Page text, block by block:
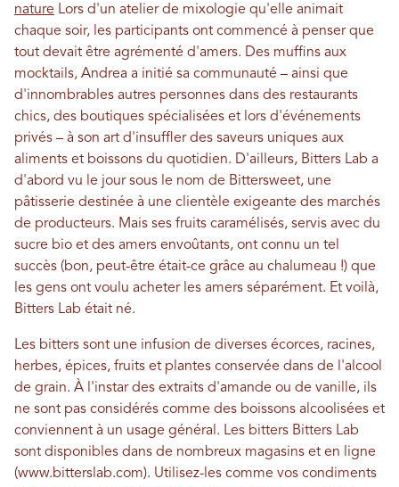
nature Lors d'un atelier de mixologie qu'elle animait
chaque soir, les participants ont commencé à penser que
tout devait être agrémenté d'amers. Des muffins aux
mocktails, Andrea a initié sa communauté – ainsi que
d'innombrables autres personnes dans des restaurants
chics, des boutiques spécialisées et lors d'événements
privés – à son art d'insuffler des saveurs uniques aux
aliments et boissons du quotidien. D'ailleurs, Bitters Lab a
d'abord vu le jour sous le nom de Bittersweet, une
pâtisserie destinée à une clientèle exigeante des marchés
de producteurs. Mais ses fruits caramélisés, servis avec du
sucre bio et des amers envoûtants, ont connu un tel
succès (bon, peut-être était-ce grâce au chalumeau !) que
les gens ont voulu acheter les amers séparément. Et voilà,
Bitters Lab était né.
Les bitters sont une infusion de diverses écorces, racines,
herbes, épices, fruits et plantes conservée dans de l'alcool
de grain. À l'instar des extraits d'amande ou de vanille, ils
ne sont pas considérés comme des boissons alcoolisées et
conviennent à un usage général. Les bitters Bitters Lab
sont disponibles dans de nombreux magasins et en ligne
(www.bitterslab.com). Utilisez-les comme vos condiments